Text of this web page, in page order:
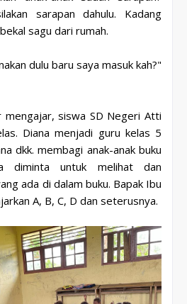
sarapan dahulu. Kadang
sagu dari rumah.
dulu baru saya masuk kah?"
mengajar, siswa SD Negeri Atti
Diana menjadi guru kelas 5
dkk. membagi anak-anak buku
diminta untuk melihat dan
ada di dalam buku. Bapak Ibu
A, B, C, D dan seterusnya.